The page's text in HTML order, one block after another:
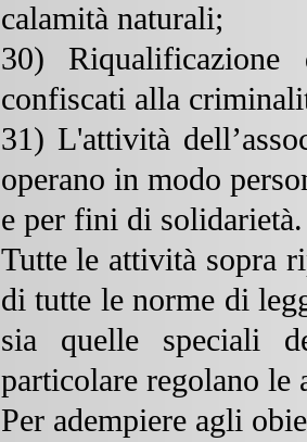
calamità naturali;
30)
confiscati alla
31) L'attività
operano in modo
e per fini di solidarietà.
Tutte le attività sopra
di tutte le norme di
sia quelle speciali
particolare regolano le
Per adempiere agli